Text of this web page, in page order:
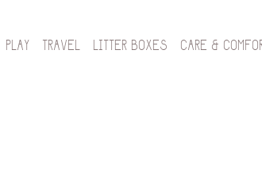
PLAY TRAVEL LITTER BOXES CARE &